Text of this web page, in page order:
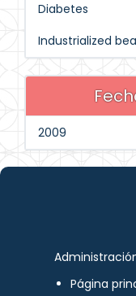
Diabetes
Industrialized
2009
Página